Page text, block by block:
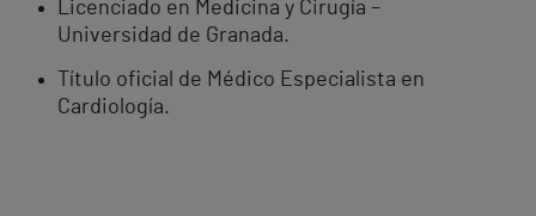
Licenciado en Medicina y Cirugía –
Universidad de Granada.
Título oficial de Médico Especialista en
Cardiología.